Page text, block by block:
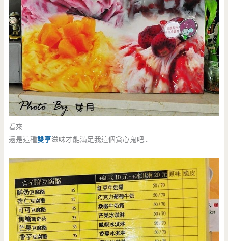
看來
還是這種雙享滋味才能滿足我這個貪心鬼吧…